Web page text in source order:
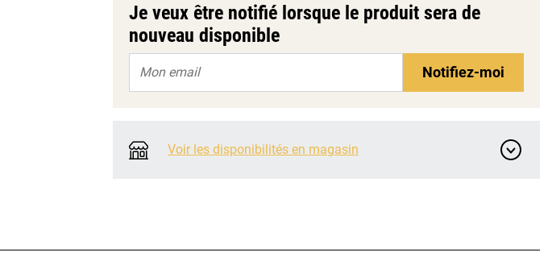
Je veux être notifié lorsque le produit sera de
nouveau disponible
Notifiez-moi
Voir les disponibilités en magasin